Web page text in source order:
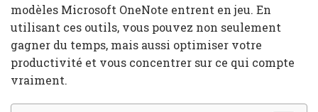
modèles Microsoft OneNote entrent en jeu. En
utilisant ces outils, vous pouvez non seulement
gagner du temps, mais aussi optimiser votre
productivité et vous concentrer sur ce qui compte
vraiment.